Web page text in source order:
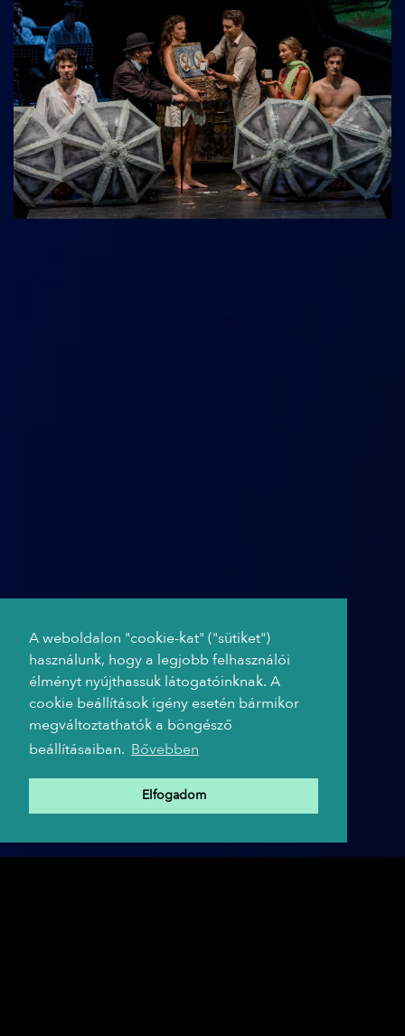
A weboldalon "cookie-kat" ("sütiket")
használunk, hogy a legjobb felhasználói
élményt nyújthassuk látogatóinknak. A
cookie beállítások igény esetén bármikor
megváltoztathatók a böngésző
beállításaiban. Bővebben
Elfogadom